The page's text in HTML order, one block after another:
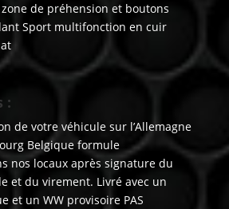
de préhension et boutons
Sport multifonction en cuir
:
de votre véhicule sur l’Allemagne
Belgique formule
nos locaux après signature du
et du virement. Livré avec un
et un WW provisoire PAS